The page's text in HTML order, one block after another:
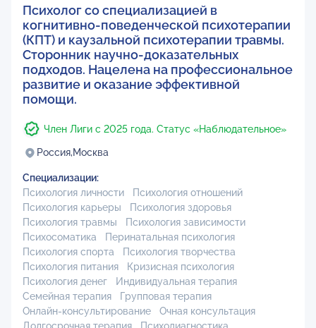
Психолог со специализацией в
когнитивно-поведенческой психотерапии
(КПТ) и каузальной психотерапии травмы.
Сторонник научно-доказательных
подходов. Нацелена на профессиональное
развитие и оказание эффективной
помощи.
Член Лиги с 2025 года. Статус «Наблюдательное»
Россия,Москва
Специализации:
Психология личности
Психология отношений
Психология карьеры
Психология здоровья
Психология травмы
Психология зависимости
Психосоматика
Перинатальная психология
Психология спорта
Психология творчества
Психология питания
Кризисная психология
Психология денег
Индивидуальная терапия
Семейная терапия
Групповая терапия
Онлайн-консультирование
Очная консультация